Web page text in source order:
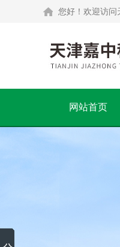
您好！欢迎访问
网站首页